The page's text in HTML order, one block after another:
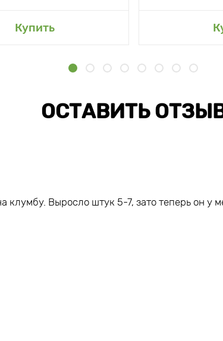
Купить
ОСТАВИТЬ
Выросло штук 5-7, зато теперь он у